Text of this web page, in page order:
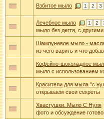
Взбитое мыло 1 2 3
Лечебное мыло 1 2
мыло без дегтя, с
Шампуневое мыло -
из чего варить и что
Кофейно-шоколадное
мыло с использованием
Красители для мыла "с
открываем свои секреты
Хвастушки. Мыло С Нуля
фото и обсуждение